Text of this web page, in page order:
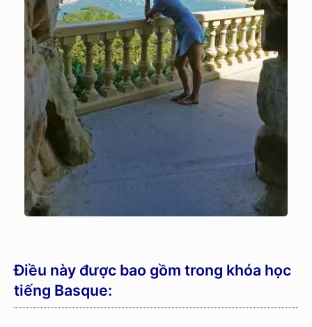
Điều này được bao gồm trong khóa học
tiếng Basque: